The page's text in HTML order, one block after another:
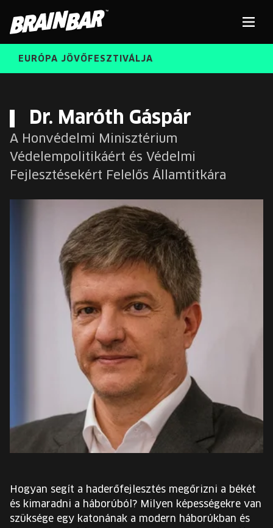
Bar
RÓLUNK
KORÁBBI ELŐADÓK
BRAIN BAR™ TRIBE
EURÓPA JÖVŐFESZTIVÁLJA
INGYENES DIÁK- ÉS TANÁRREGISZTRÁCIÓ
EN
EN
EURÓPA JÖVŐFESZTIVÁLJA
INGYENES DIÁK- ÉS TANÁRREGISZTRÁCIÓ
Dr. Maróth Gáspár
A Honvédelmi Minisztérium
Védelempolitikáért és Védelmi
Fejlesztésekért Felelős Államtitkára
Hogyan segít a haderőfejlesztés megőrizni a békét
és kimaradni a háborúból? Milyen képességekre van
szüksége egy katonának a modern háborúkban és